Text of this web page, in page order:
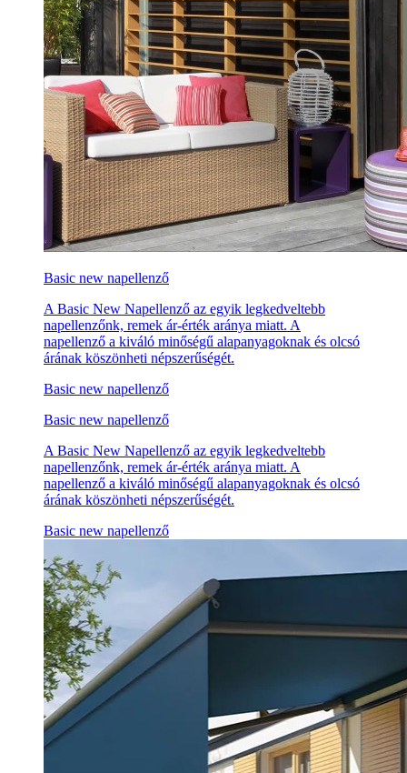
Basic new napellenző
A Basic New Napellenző az egyik legkedveltebb
napellenzőnk, remek ár-érték aránya miatt. A
napellenző a kiváló minőségű alapanyagoknak és olcsó
árának köszönheti népszerűségét.
Basic new napellenző
Basic new napellenző
A Basic New Napellenző az egyik legkedveltebb
napellenzőnk, remek ár-érték aránya miatt. A
napellenző a kiváló minőségű alapanyagoknak és olcsó
árának köszönheti népszerűségét.
Basic new napellenző